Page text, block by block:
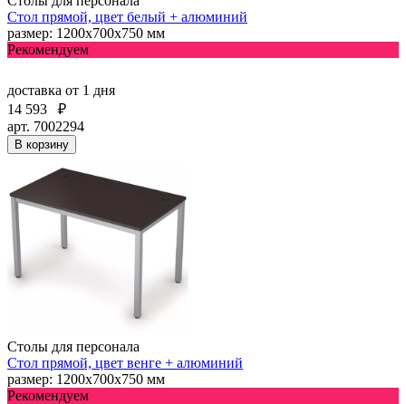
Стол прямой, цвет белый + алюминий
размер: 1200х700х750 мм
Рекомендуем
доставка от 1 дня
14 593
₽
арт. 7002294
В корзину
Столы для персонала
Стол прямой, цвет венге + алюминий
размер: 1200х700х750 мм
Рекомендуем